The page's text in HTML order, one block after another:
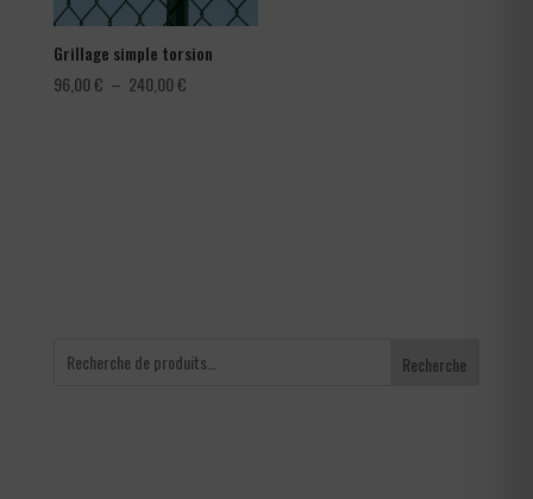
Grillage simple torsion
96,00€ – 240,00€Plage
Recherche